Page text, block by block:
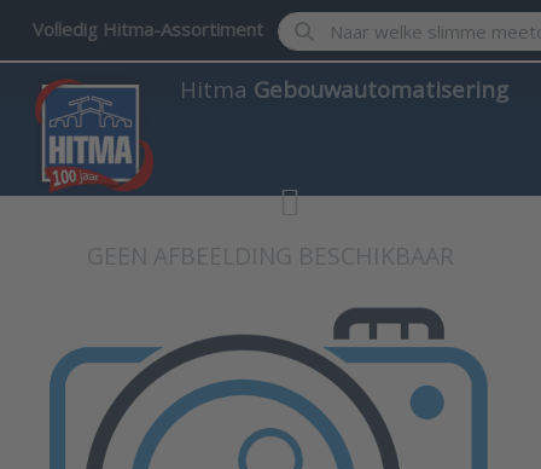
Volledig Hitma-Assortiment Enter a search term.
Hitma Gebouwautomatisering